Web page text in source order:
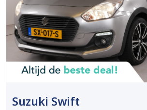
Suzuki Swift